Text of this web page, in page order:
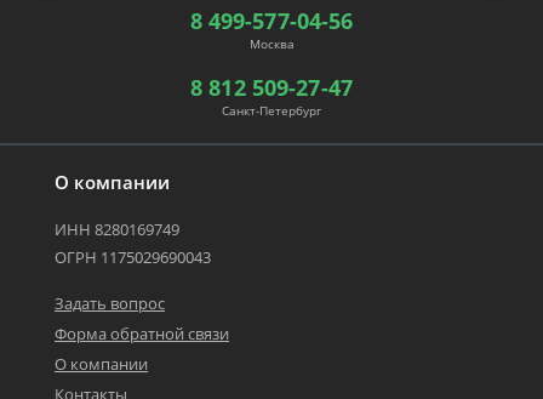
О компании
ИНН 8280169749
ОГРН 1175029690043
Задать вопрос
Форма обратной связи
О компании
Контакты
8 499-577-04-56
Москва
8 812 509-27-47
Санкт-Петербург